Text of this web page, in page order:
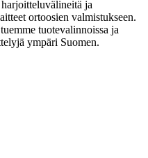
ja
ortoosien valmistukseen.
tuotevalinnoissa ja
ympäri Suomen.